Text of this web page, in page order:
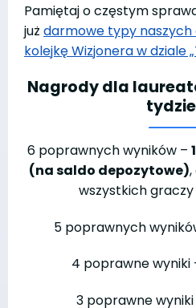
Pamiętaj o częstym
już darmowe typy
kolejkę Wizjonera w dziale
Nagrody dla
6 poprawnych wyników –
(na saldo depozytowe)
wszystkich graczy
5 poprawnych
4 poprawne wyniki
3 poprawne wyniki